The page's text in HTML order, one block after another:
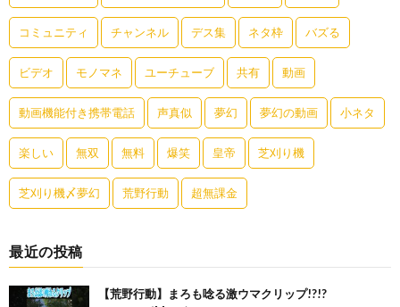
コミュニティ チャンネル デス集 ネタ枠 バズる
ビデオ モノマネ ユーチューブ 共有 動画
動画機能付き携帯電話 声真似 夢幻 夢幻の動画 小ネタ
楽しい 無双 無料 爆笑 皇帝 芝刈り機
芝刈り機〆夢幻 荒野行動 超無課金
最近の投稿
【荒野行動】まろも唸る激ウマクリップ!?!?